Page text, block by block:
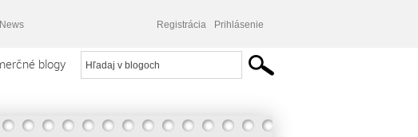
Registrácia Prihlásenie
blogy